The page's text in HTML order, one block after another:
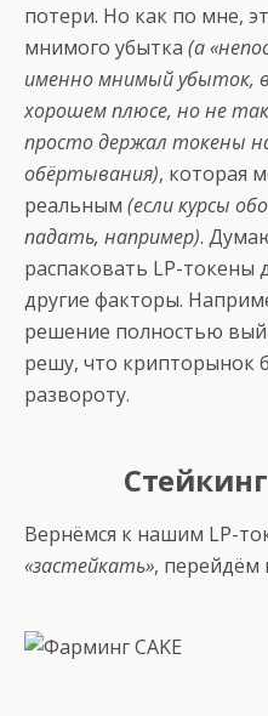
потери. Но как по мне,
мнимого убытка (а
именно мнимый убыток,
хорошем плюсе, но не
просто держал токены
обёртывания), которая
реальным (если курсы
падать, например).
распаковать LP-токены
другие факторы.
решение полностью
решу, что крипторынок
развороту.
Вернёмся к нашим LP-
«застейкать», перейдём